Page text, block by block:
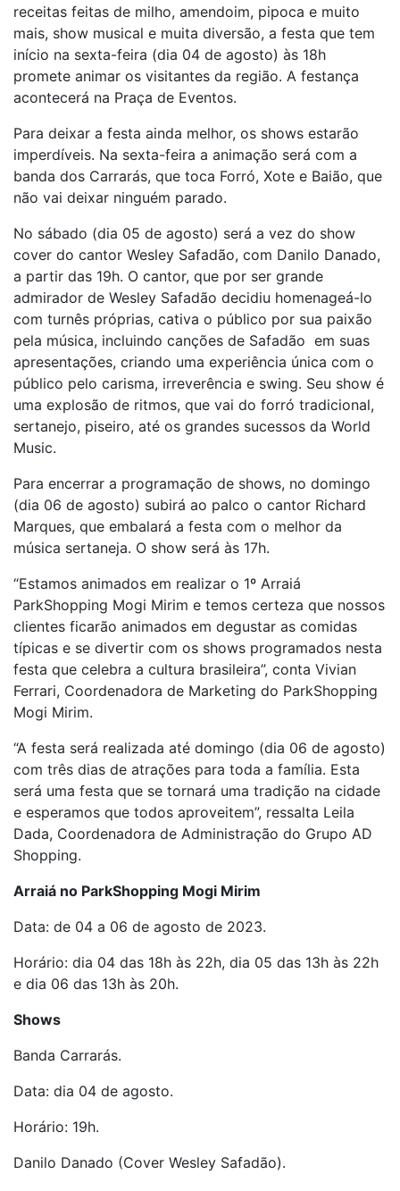
receitas feitas de milho, amendoim, pipoca e muito
mais, show musical e muita diversão, a festa que tem
início na sexta-feira (dia 04 de agosto) às 18h
promete animar os visitantes da região. A festança
acontecerá na Praça de Eventos.
Para deixar a festa ainda melhor, os shows estarão
imperdíveis. Na sexta-feira a animação será com a
banda dos Carrarás, que toca Forró, Xote e Baião, que
não vai deixar ninguém parado.
No sábado (dia 05 de agosto) será a vez do show
cover do cantor Wesley Safadão, com Danilo Danado,
a partir das 19h. O cantor, que por ser grande
admirador de Wesley Safadão decidiu homenageá-lo
com turnês próprias, cativa o público por sua paixão
pela música, incluindo canções de Safadão em suas
apresentações, criando uma experiência única com o
público pelo carisma, irreverência e swing. Seu show é
uma explosão de ritmos, que vai do forró tradicional,
sertanejo, piseiro, até os grandes sucessos da World
Music.
Para encerrar a programação de shows, no domingo
(dia 06 de agosto) subirá ao palco o cantor Richard
Marques, que embalará a festa com o melhor da
música sertaneja. O show será às 17h.
“Estamos animados em realizar o 1º Arraiá
ParkShopping Mogi Mirim e temos certeza que nossos
clientes ficarão animados em degustar as comidas
típicas e se divertir com os shows programados nesta
festa que celebra a cultura brasileira”, conta Vivian
Ferrari, Coordenadora de Marketing do ParkShopping
Mogi Mirim.
“A festa será realizada até domingo (dia 06 de agosto)
com três dias de atrações para toda a família. Esta
será uma festa que se tornará uma tradição na cidade
e esperamos que todos aproveitem”, ressalta Leila
Dada, Coordenadora de Administração do Grupo AD
Shopping.
Arraiá no ParkShopping Mogi Mirim
Data: de 04 a 06 de agosto de 2023.
Horário: dia 04 das 18h às 22h, dia 05 das 13h às 22h
e dia 06 das 13h às 20h.
Shows
Banda Carrarás.
Data: dia 04 de agosto.
Horário: 19h.
Danilo Danado (Cover Wesley Safadão).